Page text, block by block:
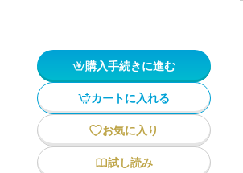
購入手続きに進む
カートに入れる
お気に入り
試し読み